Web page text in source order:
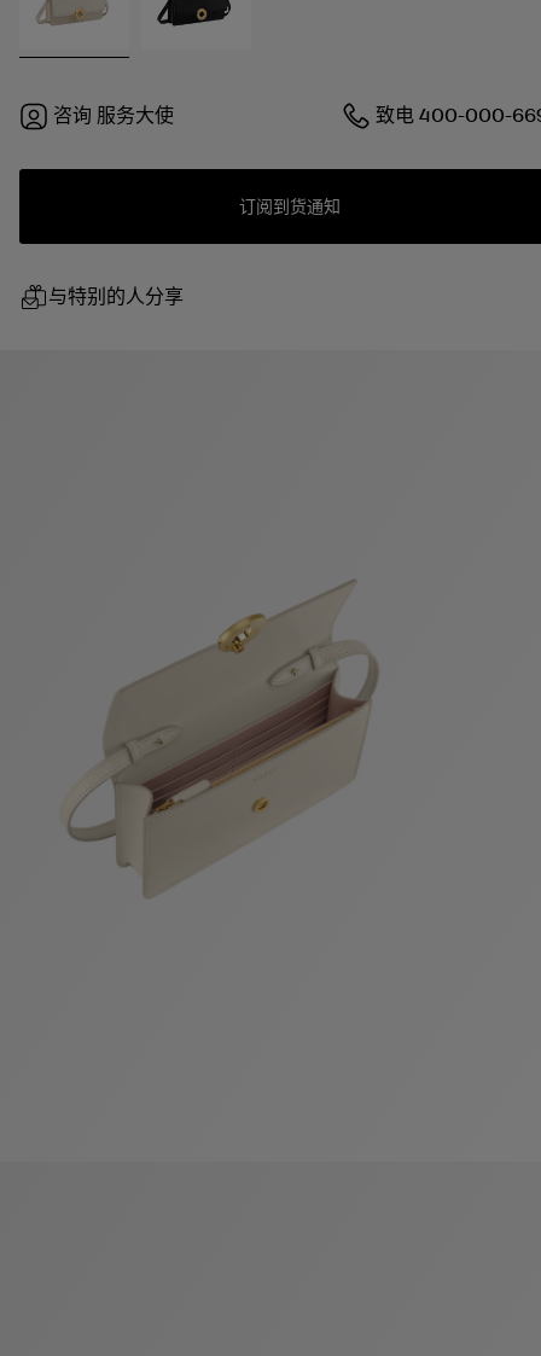
咨询 服务大使 致电400-000-
订阅到货通知
与特别的人分享